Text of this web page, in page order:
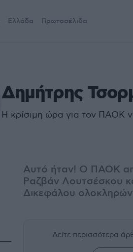
Ελλάδα Πρωτοσέλιδα
Δημήτρης
Η κρίσιμη ώρα για τον ΠΑΟΚ
Αυτό ήταν! Ο ΠΑΟΚ
Ραζβάν Λουτσέσκου
Δικεφάλου
Δείτε περισσότερα